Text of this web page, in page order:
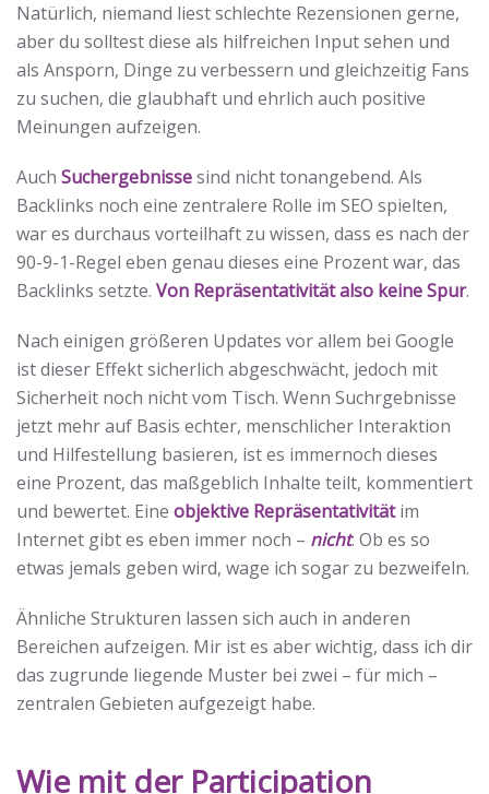
Natürlich, niemand liest schlechte Rezensionen gerne,
aber du solltest diese als hilfreichen Input sehen und
als Ansporn, Dinge zu verbessern und gleichzeitig Fans
zu suchen, die glaubhaft und ehrlich auch positive
Meinungen aufzeigen.
Auch Suchergebnissesind nicht tonangebend. Als
Backlinks noch eine zentralere Rolle im SEO spielten,
war es durchaus vorteilhaft zu wissen, dass es nach der
90-9-1-Regel eben genau dieses eine Prozent war, das
Backlinks setzte. Von Repräsentativität also keine Spur.
Nach einigen größeren Updates vor allem bei Google
ist dieser Effekt sicherlich abgeschwächt, jedoch mit
Sicherheit noch nicht vom Tisch. Wenn Suchrgebnisse
jetzt mehr auf Basis echter, menschlicher Interaktion
und Hilfestellung basieren, ist es immernoch dieses
eine Prozent, das maßgeblich Inhalte teilt, kommentiert
und bewertet. Eine objektive Repräsentativitätim
Internet gibt es eben immer noch – nicht. Ob es so
etwas jemals geben wird, wage ich sogar zu bezweifeln.
Ähnliche Strukturen lassen sich auch in anderen
Bereichen aufzeigen. Mir ist es aber wichtig, dass ich dir
das zugrunde liegende Muster bei zwei – für mich –
zentralen Gebieten aufgezeigt habe.
Wie mit der Participation